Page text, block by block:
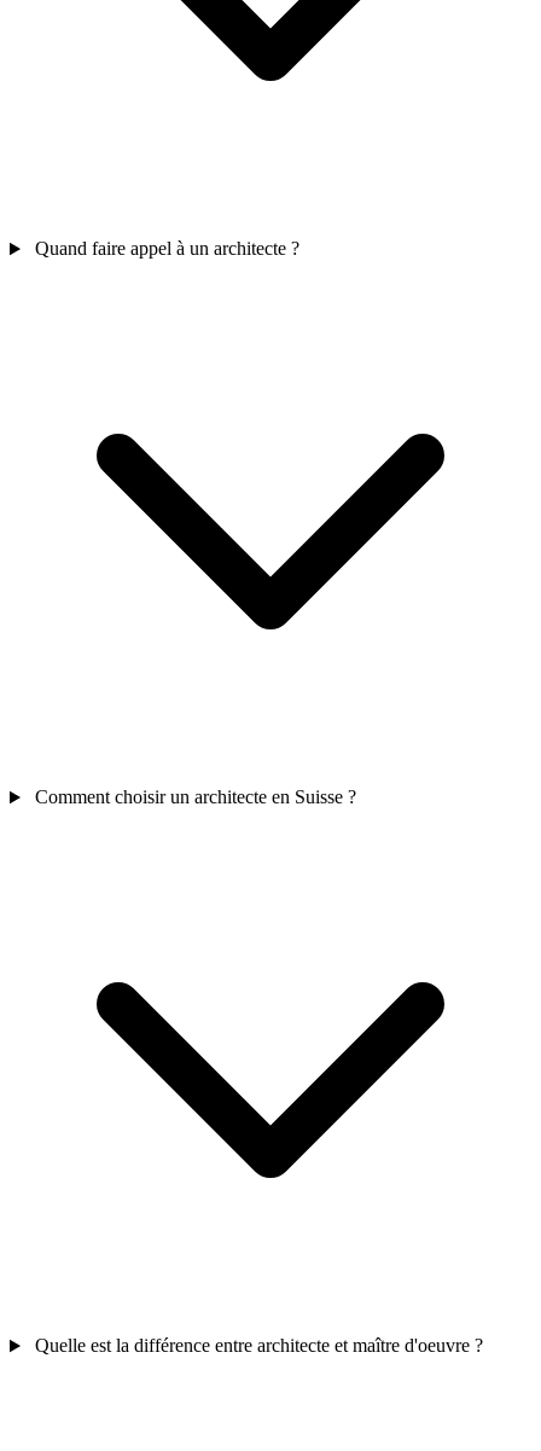
Quand faire appel à un architecte ?
Comment choisir un architecte en Suisse ?
Quelle est la différence entre architecte et maître d'oeuvre ?